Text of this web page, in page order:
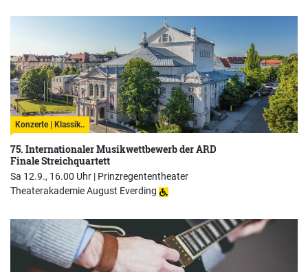
Konzerte | Klassik..
75. Internationaler Musikwettbewerb der ARD
Finale Streichquartett
Sa 12.9., 16.00 Uhr | Prinzregententheater
Theaterakademie August Everding